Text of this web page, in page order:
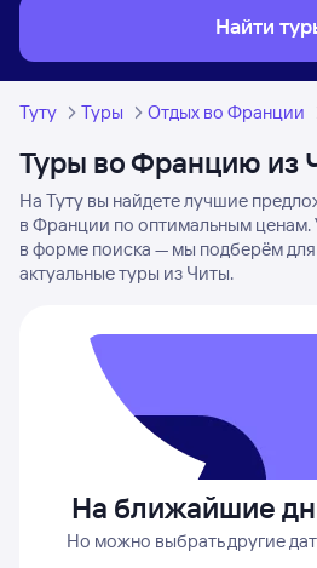
Найти
Туту Туры Отдых во Франции
Туры во Францию из
На Туту вы найдете лучшие
в Франции по оптимальным ценам.
в форме поиска — мы подберём
актуальные туры из Читы.
На ближайшие
Но можно выбрать другие